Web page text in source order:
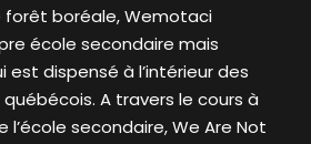
forêt boréale, Wemotaci
école secondaire mais
est dispensé à l’intérieur des
A travers le cours à
secondaire, We Are Not